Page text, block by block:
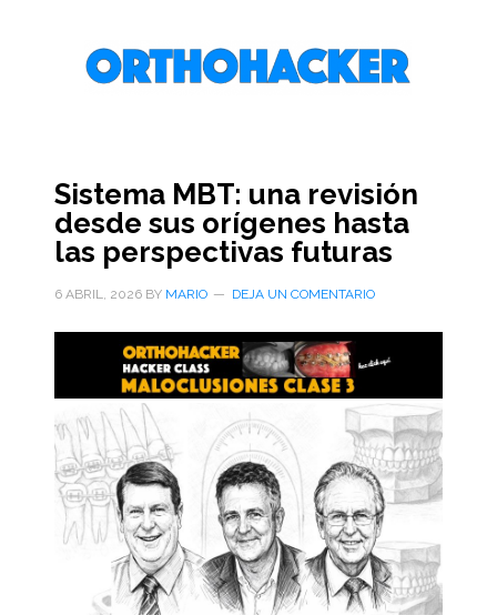
Sistema MBT: una revisión
desde sus orígenes hasta
las perspectivas futuras
6 ABRIL, 2026BY MARIO DEJA UN COMENTARIO